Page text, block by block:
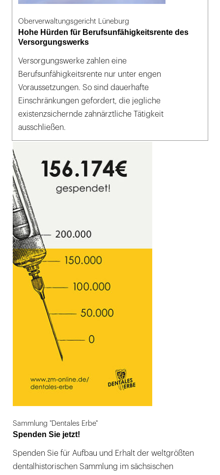
Oberverwaltungsgericht Lüneburg
Hohe Hürden für Berufsunfähigkeitsrente des
Versorgungswerks
Versorgungswerke zahlen eine
Berufsunfähigkeitsrente nur unter engen
Voraussetzungen. So sind dauerhafte
Einschränkungen gefordert, die jegliche
existenzsichernde zahnärztliche Tätigkeit
ausschließen.
Sammlung "Dentales Erbe"
Spenden Sie jetzt!
Spenden Sie für Aufbau und Erhalt der weltgrößten
dentalhistorischen Sammlung im sächsischen